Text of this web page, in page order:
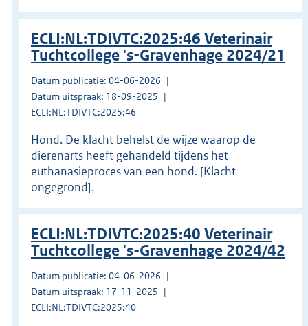
ECLI:NL:TDIVTC:2025:46 Veterinair
Tuchtcollege 's-Gravenhage 2024/21
Datum publicatie: 04-06-2026
Datum uitspraak: 18-09-2025
ECLI:NL:TDIVTC:2025:46
Hond. De klacht behelst de wijze waarop de
dierenarts heeft gehandeld tijdens het
euthanasieproces van een hond. [Klacht
ongegrond].
ECLI:NL:TDIVTC:2025:40 Veterinair
Tuchtcollege 's-Gravenhage 2024/42
Datum publicatie: 04-06-2026
Datum uitspraak: 17-11-2025
ECLI:NL:TDIVTC:2025:40